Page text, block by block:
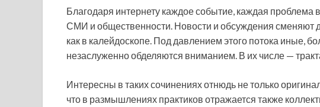
Благодаря интернету каждое событие, каждая
СМИ и общественности. Новости и обсуждения сменяют
как в калейдоскопе. Под давлением этого потока иные,
незаслуженно обделяются вниманием. В их числе —
Интересны в таких сочинениях отнюдь не только
что в размышлениях практиков отражается также